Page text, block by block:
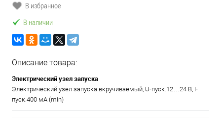
В избранное
В наличии
Описание товара:
Электрический узел запуска
Электрический узел запуска вкручиваемый, U-пуск.12…24 В, I-
пуск.400 мА (min)